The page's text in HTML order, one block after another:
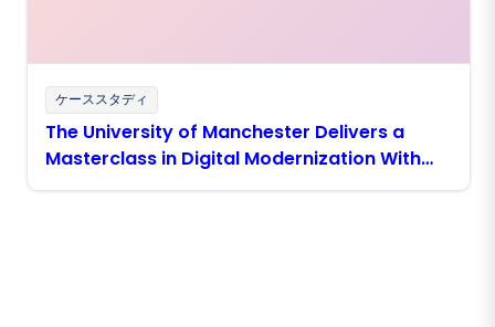
ケーススタディ
The University of Manchester Delivers a
Masterclass in Digital Modernization With
Boomi